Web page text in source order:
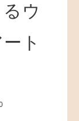
ウ
ト